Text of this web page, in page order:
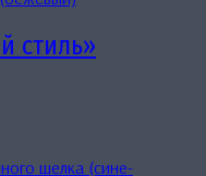
стиль»